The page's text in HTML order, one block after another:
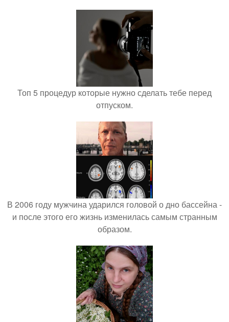
Топ 5 процедур которые нужно сделать тебе перед
отпуском.
В 2006 году мужчина ударился головой о дно бассейна -
и после этого его жизнь изменилась самым странным
образом.